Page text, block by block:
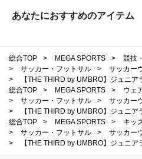
あなたにおすすめのアイテム
総合TOP > MEGA SPORTS >
競技
>
サッカー・フットサル > サッカー
>
【THE THIRD by UMBRO】ジュニ
総合TOP
> MEGA SPORTS >
ウェ
>
サッカー・フットサル > サッカー
>
【THE THIRD by UMBRO】ジュニ
総合TOP
> MEGA SPORTS >
キッ
>
サッカー・フットサル > サッカー
>
【THE THIRD by UMBRO】ジュニ